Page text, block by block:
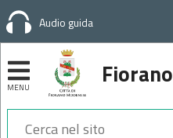
Audio guida
MENU Fiorano